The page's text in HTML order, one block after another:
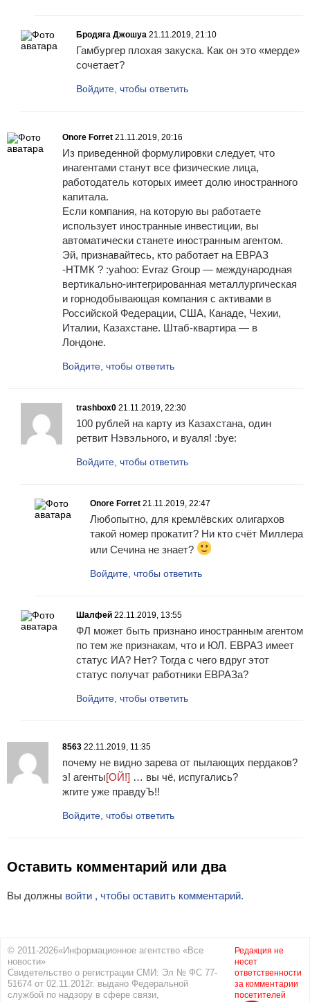
Бродяга Джошуа 21.11.2019, 21:10
Гамбургер плохая закуска. Как он это «мерде»
сочетает?
Войдите, чтобы ответить
Onore Forret 21.11.2019, 20:16
Из приведенной формулировки следует, что
инагентами станут все физические лица,
работодатель которых имеет долю иностранного
капитала.
Если компания, на которую вы работаете
использует иностранные инвестиции, вы
автоматически станете иностранным агентом.
Эй, признавайтесь, кто работает на ЕВРАЗ
-НТМК ? :yahoo: Evraz Group — международная
вертикально-интегрированная металлургическая
и горнодобывающая компания с активами в
Российской Федерации, США, Канаде, Чехии,
Италии, Казахстане. Штаб-квартира — в
Лондоне.
Войдите, чтобы ответить
trashbox0 21.11.2019, 22:30
100 рублей на карту из Казахстана, один
ретвит Нэвэльного, и вуаля! :bye:
Войдите, чтобы ответить
Onore Forret 21.11.2019, 22:47
Любопытно, для кремлёвских олигархов
такой номер прокатит? Ни кто счёт Миллера
или Сечина не знает?
Войдите, чтобы ответить
Шалфей 22.11.2019, 13:55
ФЛ может быть признано иностранным агентом
по тем же признакам, что и ЮЛ. ЕВРАЗ имеет
статус ИА? Нет? Тогда с чего вдруг этот
статус получат работники ЕВРАЗа?
Войдите, чтобы ответить
8563 22.11.2019, 11:35
почему не видно зарева от пылающих пердаков?
э! агенты[ОЙ!] … вы чё, испугались?
жгите уже правдуЪ!!
Войдите, чтобы ответить
Оставить комментарий или два
Вы должны войти , чтобы оставить комментарий.
© 2011-2026«Информационное агентство «Все
новости»
Свидетельство о регистрации СМИ: Эл № ФС 77-
51674 от 02.11.2012г. выдано Федеральной
службой по надзору в сфере связи,
Редакция не
несет
ответственности
за комментарии
посетителей